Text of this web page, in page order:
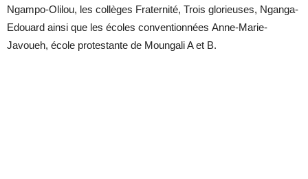
Ngampo-Olilou, les collèges Fraternité, Trois glorieuses, Nganga-
Edouard ainsi que les écoles conventionnées Anne-Marie-
Javoueh, école protestante de Moungali A et B.